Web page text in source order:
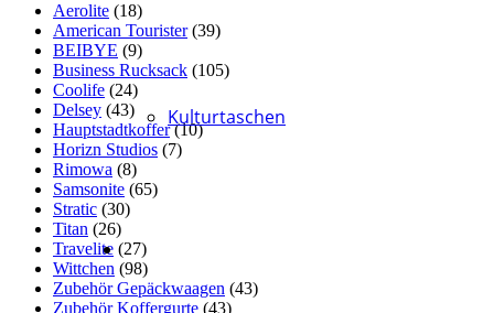
Kulturtaschen
Aerolite (18)
American Tourister (39)
BEIBYE (9)
Business Rucksack (105)
Coolife (24)
Delsey (43)
Hauptstadtkoffer (10)
Horizn Studios (7)
Rimowa (8)
Samsonite (65)
Stratic (30)
Titan (26)
Travelite (27)
Wittchen (98)
Zubehör Gepäckwaagen (43)
Zubehör Koffergurte (43)